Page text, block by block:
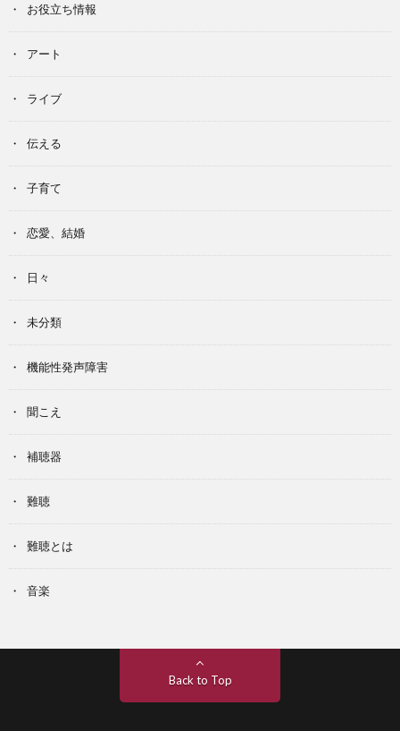
お役立ち情報
アート
ライブ
伝える
子育て
恋愛、結婚
日々
未分類
機能性発声障害
聞こえ
補聴器
難聴
難聴とは
音楽
Back to Top